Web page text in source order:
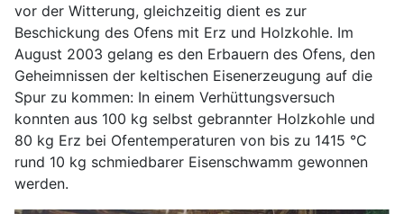
vor der Witterung, gleichzeitig dient es zur
Beschickung des Ofens mit Erz und Holzkohle. Im
August 2003 gelang es den Erbauern des Ofens, den
Geheimnissen der keltischen Eisenerzeugung auf die
Spur zu kommen: In einem Verhüttungsversuch
konnten aus 100 kg selbst gebrannter Holzkohle und
80 kg Erz bei Ofentemperaturen von bis zu 1415 °C
rund 10 kg schmiedbarer Eisenschwamm gewonnen
werden.